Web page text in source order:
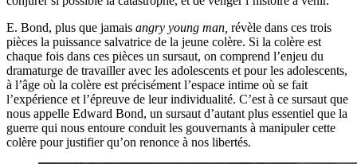
E. Bond, plus que jamais angry young man, révèle dans ces trois
pièces la puissance salvatrice de la jeune colère. Si la colère est
chaque fois dans ces pièces un sursaut, on comprend l’enjeu du
dramaturge de travailler avec les adolescents et pour les adolescents,
à l’âge où la colère est précisément l’espace intime où se fait
l’expérience et l’épreuve de leur individualité. C’est à ce sursaut que
nous appelle Edward Bond, un sursaut d’autant plus essentiel que la
guerre qui nous entoure conduit les gouvernants à manipuler cette
colère pour justifier qu’on renonce à nos libertés.